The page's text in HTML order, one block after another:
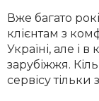
Вже багато
клієнтам з
Україні, але і
зарубіжжя.
сервісу